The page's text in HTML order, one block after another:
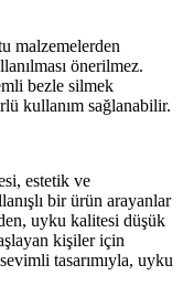
malzemelerden
önerilmez.
bezle silmek
kullanım sağlanabilir.
estetik ve
bir ürün arayanlar
uyku kalitesi düşük
kişiler için
tasarımıyla, uyku